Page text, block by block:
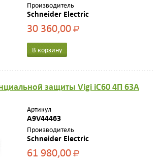
Производитель
Schneider Electric
30 360,00Р
В корзину
защиты Vigi iC60 4П 63A
Артикул
A9V44463
Производитель
Schneider Electric
61 980,00Р